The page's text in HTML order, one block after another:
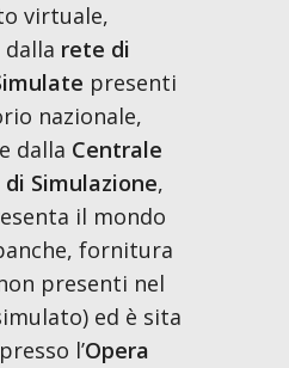
virtuale,
rete di
presenti
nazionale,
dalla Centrale
Simulazione,
il mondo
fornitura
presenti nel
ed è sita
l’Opera